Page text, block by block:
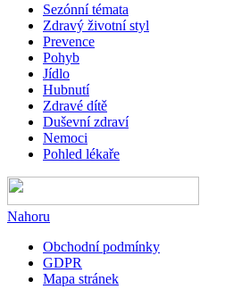
Sezónní témata
Zdravý životní styl
Prevence
Pohyb
Jídlo
Hubnutí
Zdravé dítě
Duševní zdraví
Nemoci
Pohled lékaře
Nahoru
Obchodní podmínky
GDPR
Mapa stránek